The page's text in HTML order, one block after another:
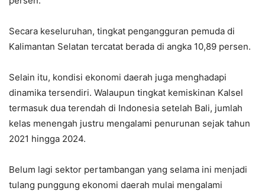
Secara keseluruhan, tingkat pengangguran pemuda di
Kalimantan Selatan tercatat berada di angka 10,89 persen.
Selain itu, kondisi ekonomi daerah juga menghadapi
dinamika tersendiri. Walaupun tingkat kemiskinan Kalsel
termasuk dua terendah di Indonesia setelah Bali, jumlah
kelas menengah justru mengalami penurunan sejak tahun
2021 hingga 2024.
Belum lagi sektor pertambangan yang selama ini menjadi
tulang punggung ekonomi daerah mulai mengalami